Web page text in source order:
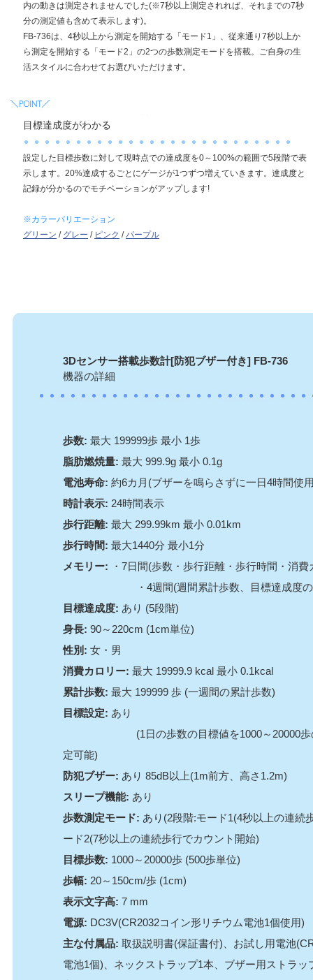
内の動きは測定されませんでした(※7秒以上測定されれば、それまでの7秒
分の測定値も含めて表示します)。
FB-736は、4秒以上から測定を開始する「モード1」、従来通り7秒以上か
ら測定を開始する「モード2」の2つの歩数測定モードを搭載。ご自身の生
活スタイルに合わせてお選びいただけます。
目標達成度がわかる
設定した目標歩数に対して現時点での達成度を0～100%の範囲で5段階で表
示します。20%達成するごとにゲージが1つずつ増えていきます。達成度と
記録が分かるのでモチベーションがアップします!
※カラーバリエーション
グリーン / グレー / ピンク /パープル
3Dセンサー搭載歩数計[防犯ブザー付き] FB-736
機器の詳細
歩数: 最大 199999歩 最小 1歩
脂肪燃焼量: 最大 999.9g 最小 0.1g
電池寿命: 約6カ月(ブザーを鳴らさずに一日4時間使
時計表示: 24時間表示
歩行距離: 最大 299.99km 最小 0.01km
歩行時間: 最大1440分 最小1分
メモリー: ・7日間(歩数・歩行距離・歩行時間・消
・4週間(週間累計歩数、目標達成度の
目標達成度: あり (5段階)
身長: 90～220cm (1cm単位)
性別: 女・男
消費カロリー: 最大 19999.9 kcal 最小 0.1kcal
累計歩数: 最大 199999 歩 (一週間の累計歩数)
目標設定: あり
(1日の歩数の目標値を1000～20000歩の
定可能)
防犯ブザー: あり 85dB以上(1m前方、高さ1.2m)
スリープ機能: あり
歩数測定モード: あり(2段階:モード1(4秒以上の連続
ード2(7秒以上の連続歩行でカウント開始)
目標歩数: 1000～20000歩 (500歩単位)
歩幅: 20～150cm/歩 (1cm)
表示文字高: 7 mm
電源: DC3V(CR2032コイン形リチウム電池1個使用)
主な付属品: 取扱説明書(保証書付)、お試し用電池
電池1個)、ネックストラップ1本、ブザー用ストラッ